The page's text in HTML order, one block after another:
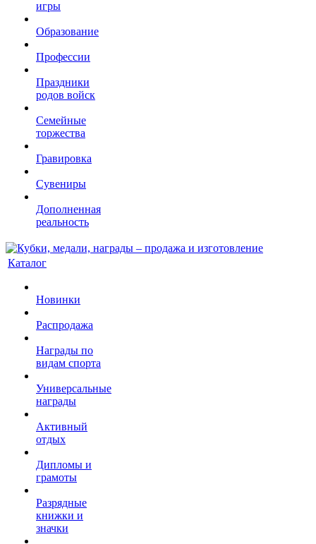
игры
Образование
Профессии
Праздники
родов войск
Семейные
торжества
Гравировка
Сувениры
Дополненная
реальность
Каталог
Новинки
Распродажа
Награды по
видам спорта
Универсальные
награды
Активный
отдых
Дипломы и
грамоты
Разрядные
книжки и
значки